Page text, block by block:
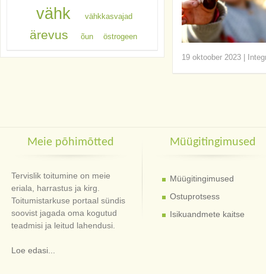
19 oktoober 2023
vähk vähkkasvajad
ärevus õun östrogeen
Meie põhimõtted
Tervislik toitumine on meie
eriala, harrastus ja kirg.
Toitumistarkuse portaal sündis
soovist jagada oma kogutud
teadmisi ja leitud lahendusi.
Loe edasi...
Müügitingimused
Müügitingimused
Ostuprotsess
Isikuandmete kaitse